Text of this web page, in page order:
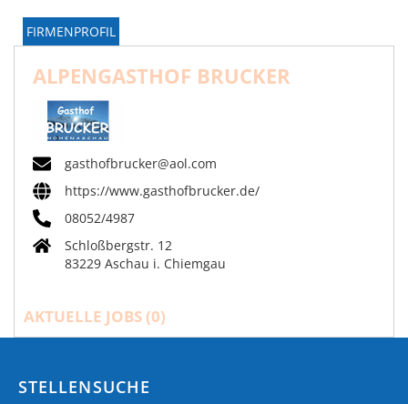
FIRMENPROFIL
ALPENGASTHOF BRUCKER
gasthofbrucker@aol.com
https://www.gasthofbrucker.de/
08052/4987
Schloßbergstr. 12
83229 Aschau i. Chiemgau
AKTUELLE JOBS (0)
STELLENSUCHE